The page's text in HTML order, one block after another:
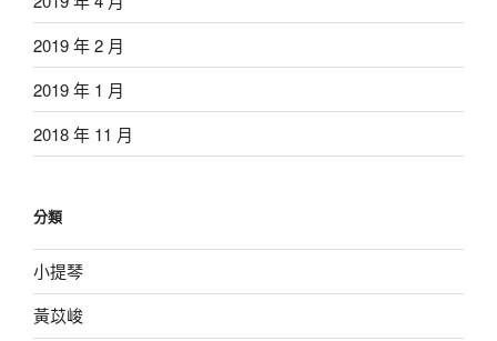
2019 年 2 月
2019 年 1 月
2018 年 11 月
分類
小提琴
黃苡峻